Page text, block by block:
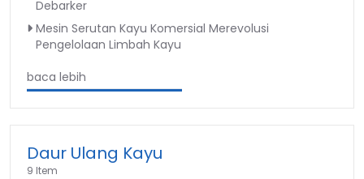
Debarker
Mesin Serutan Kayu Komersial Merevolusi
Pengelolaan Limbah Kayu
baca lebih
Daur Ulang Kayu
9 Item